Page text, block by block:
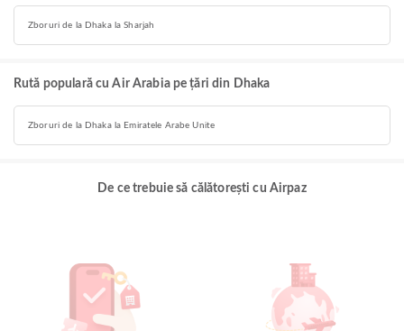
Zboruri de la Dhaka la Sharjah
Rută populară cu Air Arabia pe țări din Dhaka
Zboruri de la Dhaka la Emiratele Arabe Unite
De ce trebuie să călătorești cu Airpaz